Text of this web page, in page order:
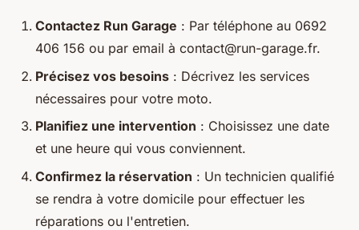
Contactez Run Garage : Par téléphone au 0692
406 156 ou par email à contact@run-garage.fr.
Précisez vos besoins : Décrivez les services
nécessaires pour votre moto.
Planifiez une intervention : Choisissez une date
et une heure qui vous conviennent.
Confirmez la réservation : Un technicien qualifié
se rendra à votre domicile pour effectuer les
réparations ou l'entretien.